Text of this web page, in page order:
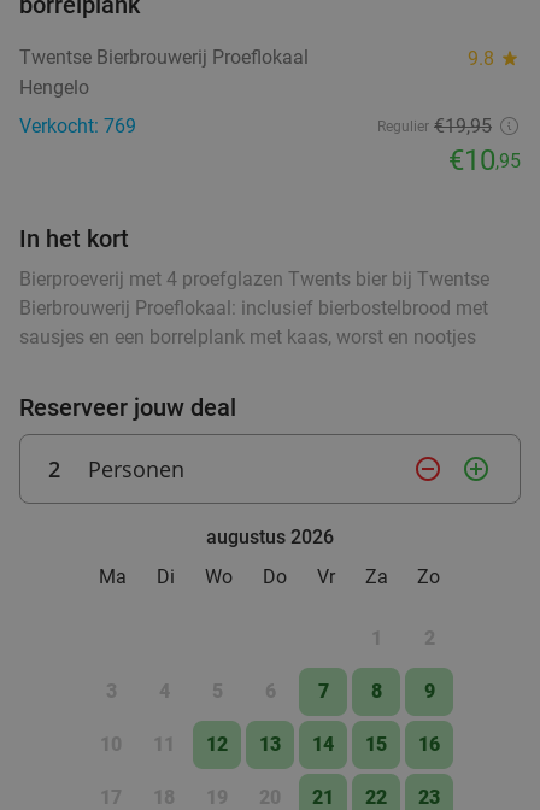
Vandaag Zo Wo
Do
Vroomshoop 25 min. directions_car
€18 ,90
40%
Lunch voor 2 bij Fletcher Hotels
Hellendoorn
Verkocht: 4.842 Regulier €33
€19 ,90
Twentse Bierbrouwerij Proeflokaal 9.8 star
Hengelo
Verkocht: 769
Regulier €19,95
€10,95
In het kort
Bierproeverij met 4 proefglazen Twents bier bij Twentse
Bierbrouwerij Proeflokaal: inclusief bierbostelbrood met
sausjes en een borrelplank met kaas, worst en nootjes
Reserveer jouw deal
2 Personen remove_circle_outline add_circle_outline
augustus 2026
Ma
Di Wo Do Vr Za Zo
1 2
3 4 5 6 7 8 9
10 11 12 13 14 15 16
17 18 19 20 21 22 23